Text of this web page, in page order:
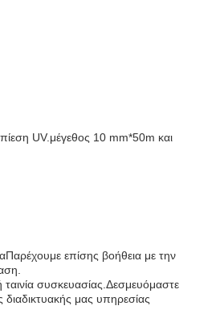
UV.μέγεθος 10 mm*50m και
επίσης βοήθεια με την
ταινία συσκευασίας.Δεσμευόμαστε
μας υπηρεσίας